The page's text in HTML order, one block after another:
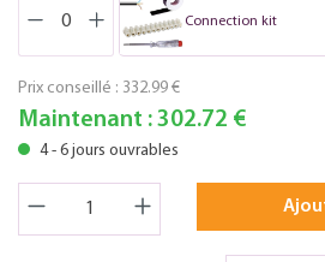
Connection kit
Prix conseillé : 332.99 €
Maintenant : 302.72 €
4 - 6 jours ouvrables